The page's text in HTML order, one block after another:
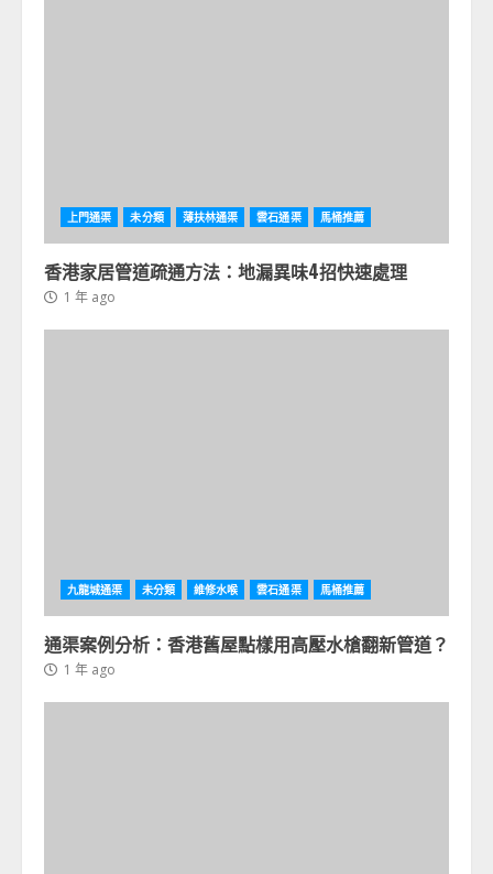
上門通渠 未分類 薄扶林通渠 雲石通渠 馬桶推薦
香港家居管道疏通方法：地漏異味4招快速處理
1 年 ago
九龍城通渠 未分類 維修水喉 雲石通渠 馬桶推薦
通渠案例分析：香港舊屋點樣用高壓水槍翻新管道？
1 年 ago